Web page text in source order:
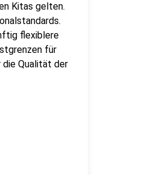
Kitas gelten.
flexiblere
für
Qualität der